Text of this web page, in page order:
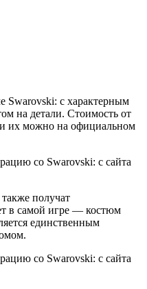
Swarovski: с характерным
на детали. Стоимость от
их можно на официальном
получат
в самой игре — костюм
единственным